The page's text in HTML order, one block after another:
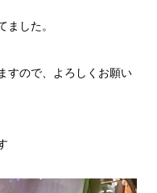
した。
すので、よろしくお願い